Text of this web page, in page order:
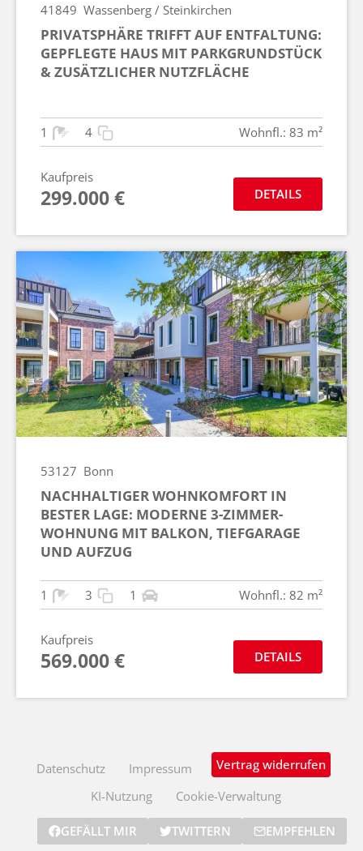
41849 Wassenberg / Steinkirchen
PRIVATSPHÄRE TRIFFT AUF ENTFALTUNG:
GEPFLEGTE HAUS MIT PARKGRUNDSTÜCK
& ZUSÄTZLICHER NUTZFLÄCHE
1 4 Wohnfl.: 83 m²
Kaufpreis
299.000 € DETAILS
53127 Bonn
NACHHALTIGER WOHNKOMFORT IN
BESTER LAGE: MODERNE 3-ZIMMER-
WOHNUNG MIT BALKON, TIEFGARAGE
UND AUFZUG
1 3 1 Wohnfl.: 82 m²
Kaufpreis
569.000 € DETAILS
Datenschutz Impressum
Vertrag widerrufen
KI-Nutzung
Cookie-Verwaltung
GEFÄLLT MIR TWITTERN EMPFEHLEN